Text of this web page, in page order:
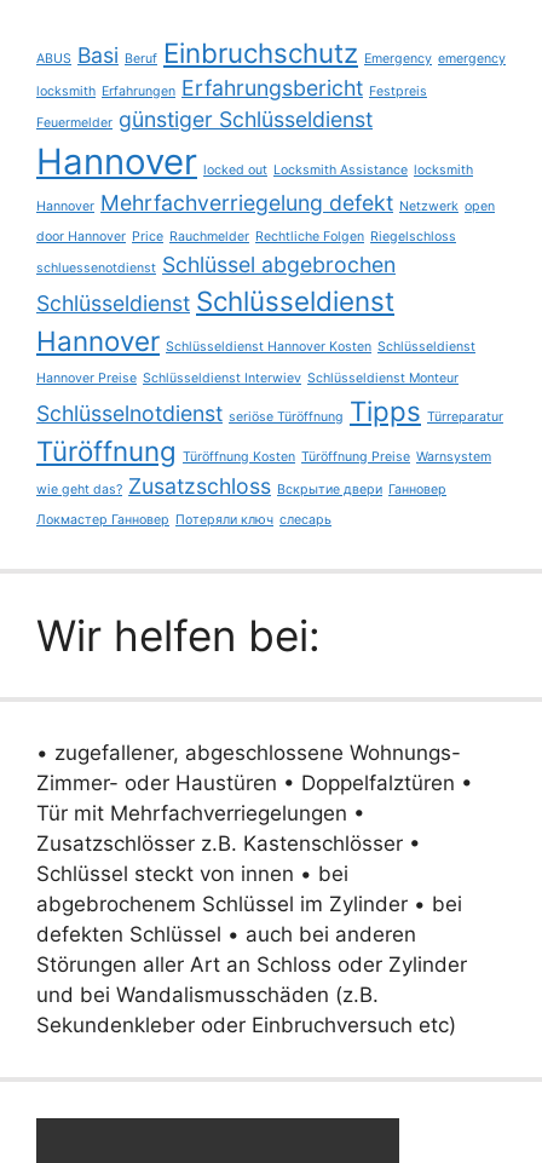
ABUS Basi Beruf Einbruchschutz Emergency emergency
locksmith Erfahrungen Erfahrungsbericht Festpreis
Feuermelder günstiger Schlüsseldienst
Hannover locked out Locksmith Assistance locksmith
Hannover Mehrfachverriegelung defekt Netzwerk open
door Hannover Price Rauchmelder Rechtliche Folgen Riegelschloss
schluessenotdienst Schlüssel abgebrochen
Schlüsseldienst Schlüsseldienst
Hannover Schlüsseldienst Hannover Kosten Schlüsseldienst
Hannover Preise Schlüsseldienst Interwiev Schlüsseldienst Monteur
Schlüsselnotdienst seriöse Türöffnung Tipps Türreparatur
Türöffnung Türöffnung Kosten Türöffnung Preise Warnsystem
wie geht das? Zusatzschloss Вскрытие двери Ганновер
Локмастер Ганновер Потеряли ключ слесарь
Wir helfen bei:
• zugefallener, abgeschlossene Wohnungs-
Zimmer- oder Haustüren • Doppelfalztüren •
Tür mit Mehrfachverriegelungen •
Zusatzschlösser z.B. Kastenschlösser •
Schlüssel steckt von innen • bei
abgebrochenem Schlüssel im Zylinder • bei
defekten Schlüssel • auch bei anderen
Störungen aller Art an Schloss oder Zylinder
und bei Wandalismusschäden (z.B.
Sekundenkleber oder Einbruchversuch etc)